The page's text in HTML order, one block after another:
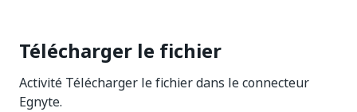
Télécharger le fichier
Activité Télécharger le fichier dans le connecteur
Egnyte.